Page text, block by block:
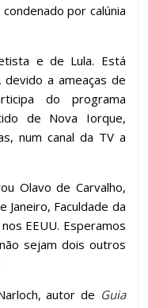
por calúnia
e de Lula. Está
devido a ameaças de
do programa
de Nova Iorque,
num canal da TV a
Olavo de Carvalho,
Janeiro, Faculdade da
EEUU. Esperamos
sejam dois outros
autor de Guia